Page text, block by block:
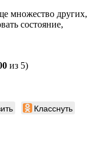
множество других,
состояние,
из 5)
Класснуть